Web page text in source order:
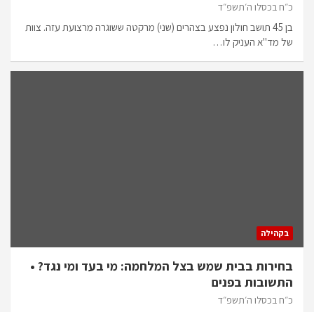
כ״ח בכסלו ה׳תשפ״ד
בן 45 תושב חולון נפצע בצהרים (שני) מרקטה ששוגרה מרצועת עזה. צוות
של מד"א העניק לו…
בקהילה
בחירות בבית שמש בצל המלחמה: מי בעד ומי נגד? •
התשובות בפנים
כ״ח בכסלו ה׳תשפ״ד